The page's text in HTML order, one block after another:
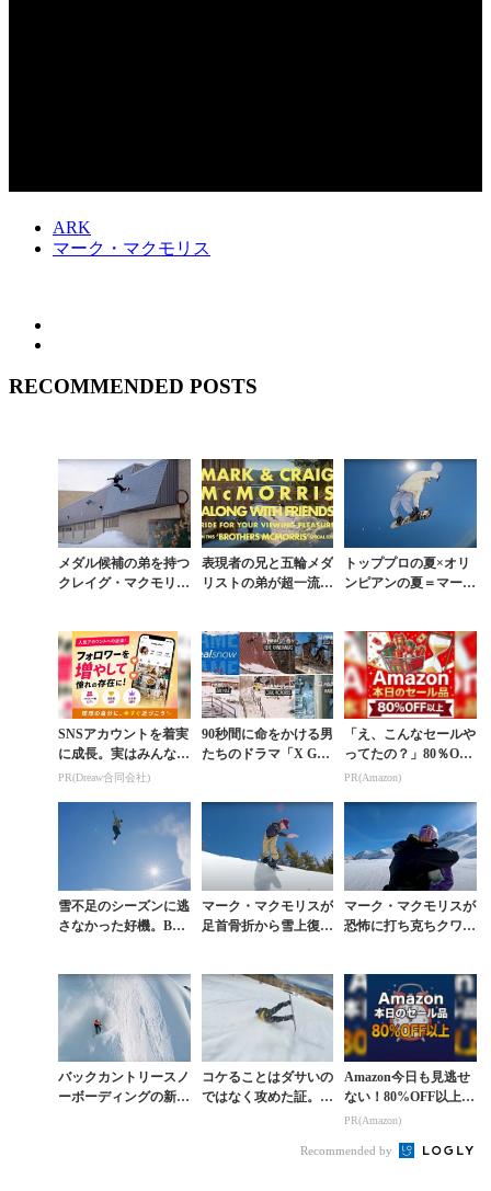
ARK
マーク・マクモリス
RECOMMENDED POSTS
メダル候補の弟を持つ
クレイグ・マクモリス
表現者の兄と五輪メダ
リストの弟が超一流ラ
トッププロの夏×オリ
ンピアンの夏＝マー
SNSアカウントを着実
に成長。実はみんなコ
コ使ってます。
PR(Dreaw合同会社)
90秒間に命をかける男
たちのドラマ「X GA
「え、こんなセールや
ってたの？」80％OFF
以上が続々登場！Am
PR(Amazon)
雪不足のシーズンに逃
さなかった好機。BU
多のライン
マーク・マクモリスが
足首骨折から雪上復帰
マーク・マクモリスが
恐怖に打ち克ちクワッ
バックカントリースノ
ーボーディングの新し
コケることはダサいの
ではなく攻めた証。マ
Amazon今日も見逃せ
ない！80%OFF以上が
続々登場
PR(Amazon)
Recommended by